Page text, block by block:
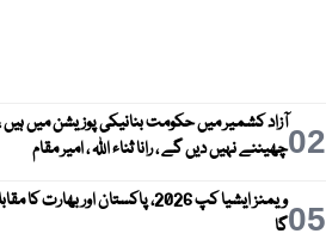
02آزاد کشمیر میں حکومت بنانیکی پوزیشن میں
چھیننے نہیں دیں گے ، رانا ثناء اللہ ، امیر مقام
05
ویمنز ایشیا کپ 2026، پاکستان اور
گا